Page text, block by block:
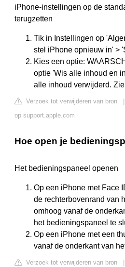
iPhone-instellingen op de
terugzetten
Tik in Instellingen op
stel iPhone opnieuw in' >
Kies een optie:
optie 'Wis alle inhoud en
alle inhoud verwijderd.
Verzoek tot verwijderen van bron
op support.apple.com
Hoe open je
Het bedieningspaneel openen
Op een iPhone met Face
de rechterbovenrand van
omhoog vanaf de
het bedieningspaneel te
Op een iPhone met een
vanaf de onderkant van
Verzoek tot verwijderen van bron